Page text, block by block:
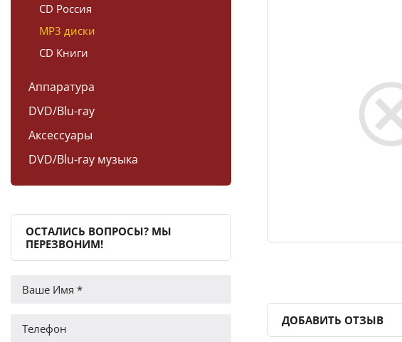
CD Россия
MP3 диски
CD Книги
Аппаратура
DVD/Blu-ray
Аксессуары
DVD/Blu-ray музыка
ОСТАЛИСЬ ВОПРОСЫ? МЫ
ПЕРЕЗВОНИМ!
ДОБАВИТЬ ОТЗЫВ